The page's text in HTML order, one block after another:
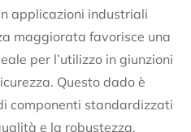
applicazioni industriali
maggiorata favorisce una
per l’utilizzo in giunzioni
Questo dado è
componenti standardizzati
e la robustezza,